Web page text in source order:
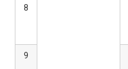
8
9